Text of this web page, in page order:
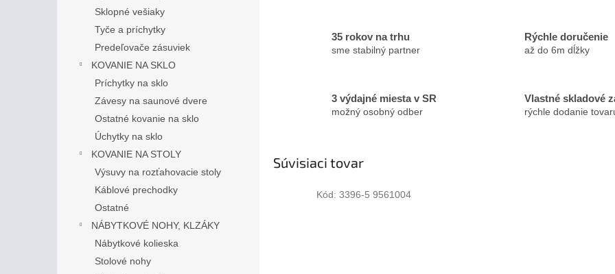
Sklopné vešiaky
Tyče a príchytky
Predeľovače zásuviek
KOVANIE NA SKLO
Príchytky na sklo
Závesy na saunové dvere
Ostatné kovanie na sklo
Úchytky na sklo
KOVANIE NA STOLY
Výsuvy na rozťahovacie stoly
Káblové prechodky
Ostatné
NÁBYTKOVÉ NOHY, KLZÁKY
Nábytkové kolieska
Stolové nohy
35 rokov na trhu
sme stabilný partner
Rýchle doručenie
až do 6m dĺžky
3 výdajné miesta v SR
možný osobný odber
Vlastné skladové
rýchle dodanie
Súvisiaci tovar
Kód: 3396-5 9561004